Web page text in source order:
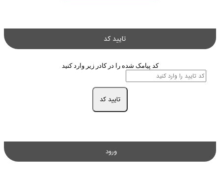
تایید کد
کد پیامک شده را در کادر زیر وارد کنید
تایید کد
ورود